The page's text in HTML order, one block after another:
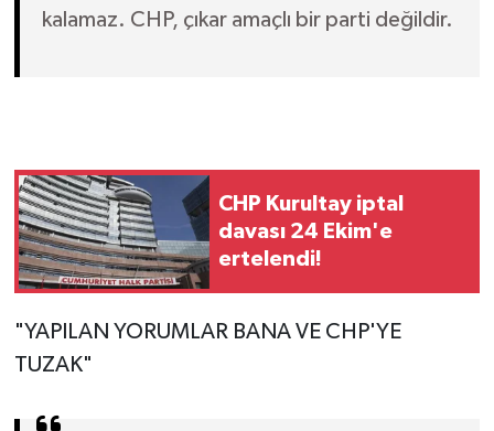
kalamaz. CHP, çıkar amaçlı bir parti değildir.
CHP Kurultay iptal
davası 24 Ekim'e
ertelendi!
"YAPILAN YORUMLAR BANA VE CHP'YE
TUZAK"